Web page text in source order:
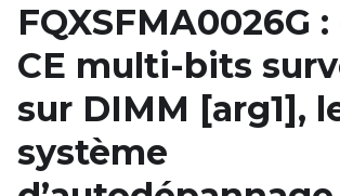
FQXSFMA0026G
CE multi-bits
sur DIMM [arg1] ,
système